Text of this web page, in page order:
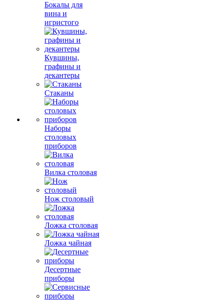
Бокалы для
вина и
игристого
Кувшины,
графины и
декантеры
Стаканы
Наборы
столовых
приборов
Вилка столовая
Нож столовый
Ложка столовая
Ложка чайная
Десертные
приборы